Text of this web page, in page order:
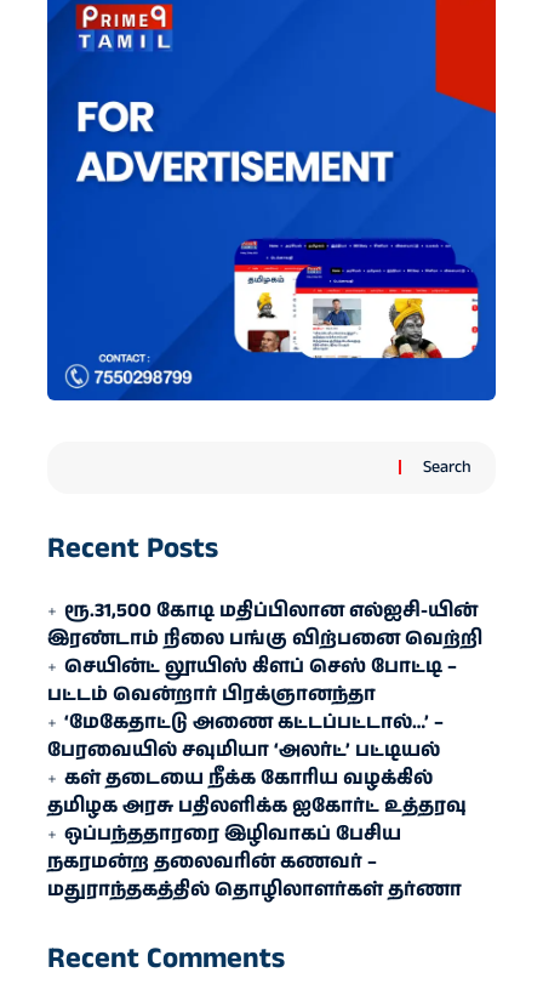
Search
Recent Posts
ரூ.31,500 கோடி மதிப்பிலான எல்ஐசி-​யின்
இரண்​டாம் நிலை பங்கு விற்பனை வெற்றி
செயின்ட் லூயிஸ் கிளப் செஸ் போட்டி –
பட்டம் வென்றார் பிரக்ஞானந்தா
‘மேகேதாட்டு அணை கட்டப்பட்டால்…’ –
பேரவையில் சவுமியா ‘அலர்ட்’ பட்டியல்
கள் தடையை நீக்க கோரிய வழக்கில்
தமிழக அரசு பதிலளிக்க ஐகோர்ட் உத்தரவு
ஒப்பந்ததாரரை இழிவாகப் பேசிய
நகரமன்ற தலைவரின் கணவர் –
மதுராந்தகத்தில் தொழிலாளர்கள் தர்ணா
Recent Comments